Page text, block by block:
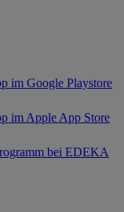
im Google Playstore
im Apple App Store
bei EDEKA